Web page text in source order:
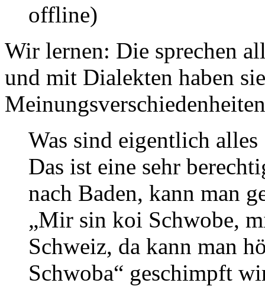
offline)
Wir lernen: Die sprechen
und mit Dialekten haben
Was sind eigentlich alles
Das ist eine sehr
nach Baden, kann man
„Mir sin koi Schwobe,
Schweiz, da kann man
Schwoba“ geschimpft